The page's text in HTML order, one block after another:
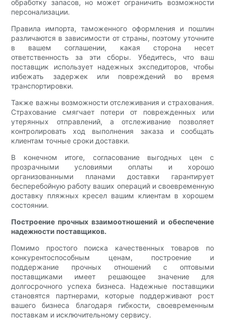
обработку запасов, но может ограничить возможности
персонализации.
Правила импорта, таможенного оформления и пошлин
различаются в зависимости от страны, поэтому уточните
в вашем соглашении, какая сторона несет
ответственность за эти сборы. Убедитесь, что ваш
поставщик использует надежных экспедиторов, чтобы
избежать задержек или повреждений во время
транспортировки.
Также важны возможности отслеживания и страхования.
Страхование смягчает потери от поврежденных или
утерянных отправлений, а отслеживание позволяет
контролировать ход выполнения заказа и сообщать
клиентам точные сроки доставки.
В конечном итоге, согласование выгодных цен с
прозрачными условиями оплаты и хорошо
организованными планами доставки гарантирует
бесперебойную работу ваших операций и своевременную
доставку пляжных кресел вашим клиентам в хорошем
состоянии.
Построение прочных взаимоотношений и обеспечение
надежности поставщиков.
Помимо простого поиска качественных товаров по
конкурентоспособным ценам, построение и
поддержание прочных отношений с оптовыми
поставщиками имеет решающее значение для
долгосрочного успеха бизнеса. Надежные поставщики
становятся партнерами, которые поддерживают рост
вашего бизнеса благодаря гибкости, своевременным
поставкам и исключительному сервису.